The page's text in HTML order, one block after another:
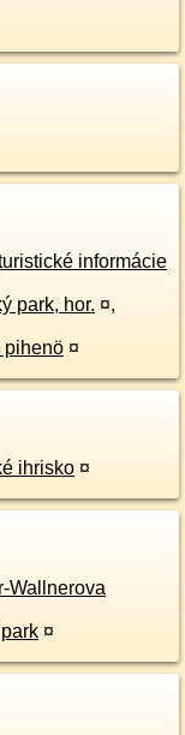
informácie
park, hor. ¤,
pihenö ¤
ihrisko ¤
Wallnerova
¤